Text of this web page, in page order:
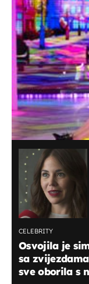
CELEBRITY
Osvojila je
sa
sve oborila s